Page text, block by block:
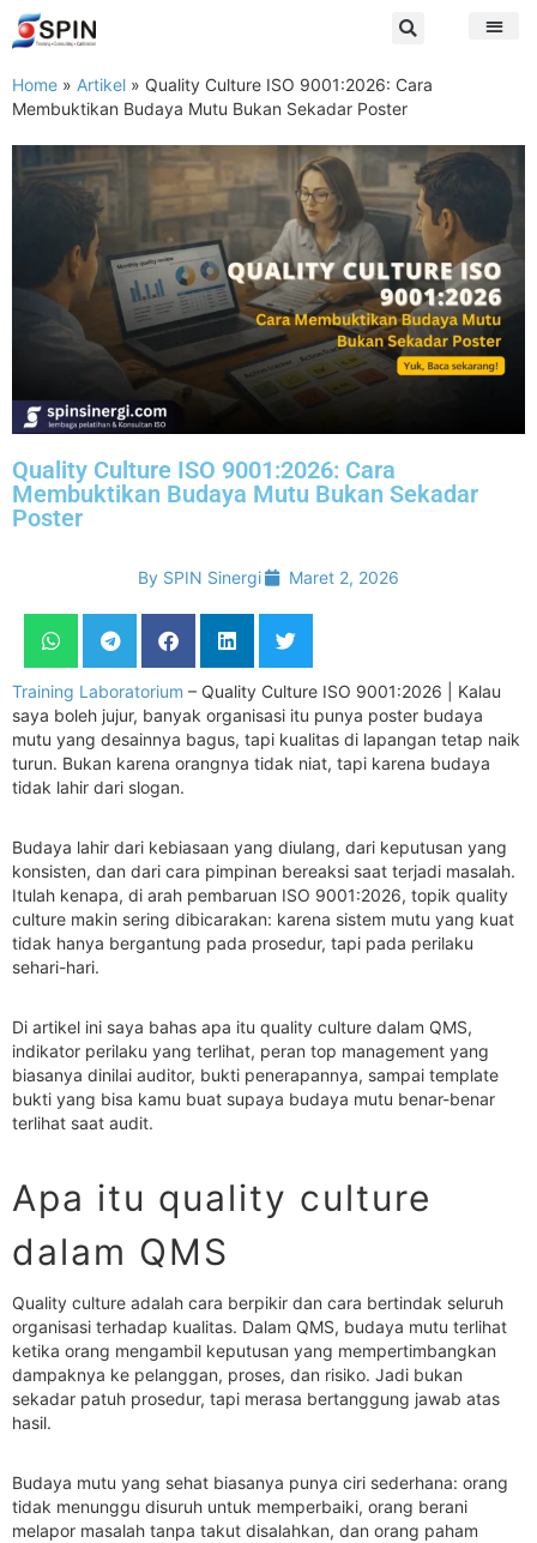
Home » Artikel » Quality Culture ISO 9001:2026: Cara
Membuktikan Budaya Mutu Bukan Sekadar Poster
Quality Culture ISO 9001:2026: Cara
Membuktikan Budaya Mutu Bukan Sekadar
Poster
By SPIN Sinergi Maret 2, 2026
Training Laboratorium – Quality Culture ISO 9001:2026 | Kalau
saya boleh jujur, banyak organisasi itu punya poster budaya
mutu yang desainnya bagus, tapi kualitas di lapangan tetap naik
turun. Bukan karena orangnya tidak niat, tapi karena budaya
tidak lahir dari slogan.
Budaya lahir dari kebiasaan yang diulang, dari keputusan yang
konsisten, dan dari cara pimpinan bereaksi saat terjadi masalah.
Itulah kenapa, di arah pembaruan ISO 9001:2026, topik quality
culture makin sering dibicarakan: karena sistem mutu yang kuat
tidak hanya bergantung pada prosedur, tapi pada perilaku
sehari-hari.
Di artikel ini saya bahas apa itu quality culture dalam QMS,
indikator perilaku yang terlihat, peran top management yang
biasanya dinilai auditor, bukti penerapannya, sampai template
bukti yang bisa kamu buat supaya budaya mutu benar-benar
terlihat saat audit.
Apa itu quality culture
dalam QMS
Quality culture adalah cara berpikir dan cara bertindak seluruh
organisasi terhadap kualitas. Dalam QMS, budaya mutu terlihat
ketika orang mengambil keputusan yang mempertimbangkan
dampaknya ke pelanggan, proses, dan risiko. Jadi bukan
sekadar patuh prosedur, tapi merasa bertanggung jawab atas
hasil.
Budaya mutu yang sehat biasanya punya ciri sederhana: orang
tidak menunggu disuruh untuk memperbaiki, orang berani
melapor masalah tanpa takut disalahkan, dan orang paham